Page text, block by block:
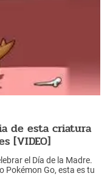
de esta criatura
[VIDEO]
el Día de la Madre.
Pokémon Go, esta es tu